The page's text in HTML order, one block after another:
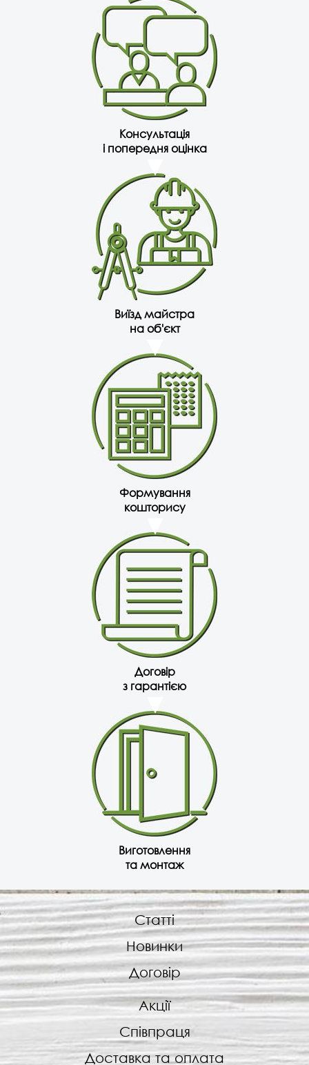
Консультація
і попередня оцінка
Виїзд майстра
на об'єкт
Формування
кошторису
Договір
з гарантією
Виготовлення
та монтаж
Статті
Новинки
Договір
Акції
Співпраця
Доставка та оплата